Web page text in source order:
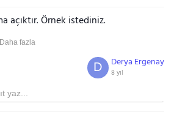
açıktır. Örnek istediniz.
Daha fazla
Derya Ergenay
8 yıl
D